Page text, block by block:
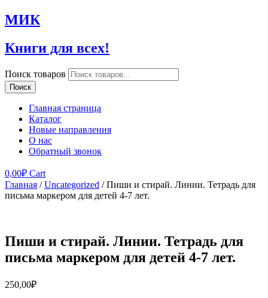
МИК
Книги для всех!
Поиск товаров
Поиск
Главная страница
Каталог
Новые направления
О нас
Обратный звонок
0,00₽ Cart
Главная /Uncategorized / Пиши и стирай. Линии. Тетрадь для
письма маркером для детей 4-7 лет.
Пиши и стирай. Линии. Тетрадь для
письма маркером для детей 4-7 лет.
250,00₽